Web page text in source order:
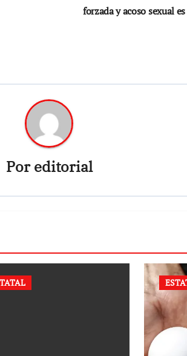
forzada y acoso sexual
Poreditorial